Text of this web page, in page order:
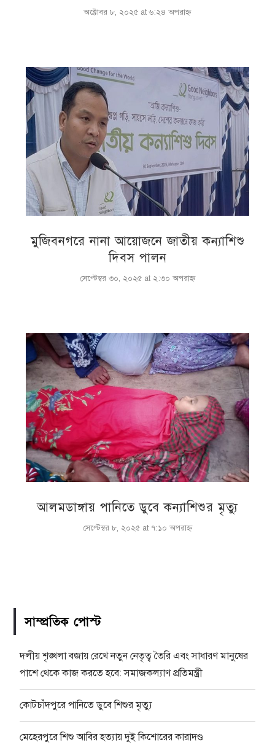
অক্টোবর ৮, ২০২৫ at ৬:২৪ অপরাহ্ণ
মুজিবনগরে নানা আয়োজনে জাতীয় কন্যাশিশু
দিবস পালন
সেপ্টেম্বর ৩০, ২০২৫ at ২:৩০ অপরাহ্ণ
আলমডাঙ্গায় পানিতে ডুবে কন্যাশিশুর মৃত্যু
সেপ্টেম্বর ৮, ২০২৫ at ৭:১০ অপরাহ্ণ
সাম্প্রতিক পোস্ট
দলীয় শৃঙ্খলা বজায় রেখে নতুন নেতৃত্ব তৈরি এবং সাধারণ মানুষের
পাশে থেকে কাজ করতে হবে: সমাজকল্যাণ প্রতিমন্ত্রী
কোটচাঁদপুরে পানিতে ডুবে শিশুর মৃত্যু
মেহেরপুরে শিশু আবির হত্যায় দুই কিশোরের কারাদণ্ড